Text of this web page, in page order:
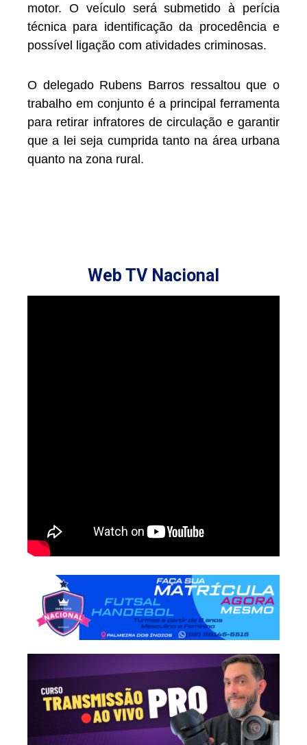
motor. O veículo será submetido à perícia
técnica para identificação da procedência e
possível ligação com atividades criminosas.
O delegado Rubens Barros ressaltou que o
trabalho em conjunto é a principal ferramenta
para retirar infratores de circulação e garantir
que a lei seja cumprida tanto na área urbana
quanto na zona rural.
Web TV Nacional